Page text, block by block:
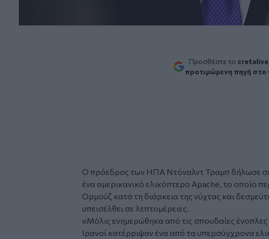
Προσθέστε το
προτιμώμενη πηγή στο
O πρόεδρος των ΗΠΑ Ντόναλντ Τραμπ δήλωσε
ένα αμερικανικό ελικόπτερο Apache, το οποίο
Ορμούζ κατά τη διάρκεια της νύχτας και
υπεισέλθει σε λεπτομέρειες.
«Μόλις ενημερώθηκα από τις σπουδαίες ένοπλες
Ιρανοί κατέρριψαν ένα από τα υπερσύγχρονα